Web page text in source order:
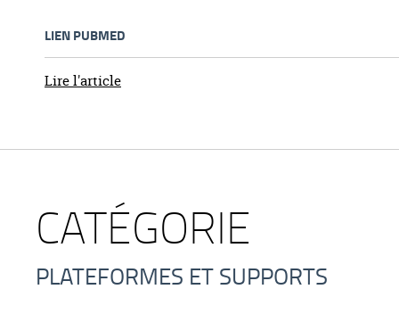
LIEN PUBMED
Lire l'article
CATÉGORIE
PLATEFORMES ET SUPPORTS